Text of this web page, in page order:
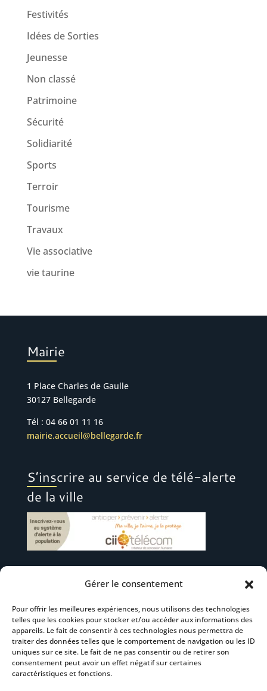
Gérer le consentement
Pour offrir les meilleures expériences, nous utilisons des technologies
telles que les cookies pour stocker et/ou accéder aux informations des
appareils. Le fait de consentir à ces technologies nous permettra de
traiter des données telles que le comportement de navigation ou les ID
uniques sur ce site. Le fait de ne pas consentir ou de retirer son
consentement peut avoir un effet négatif sur certaines
caractéristiques et fonctions.
Festivités
Idées de Sorties
Jeunesse
Non classé
Patrimoine
Sécurité
Solidiarité
Sports
Terroir
Tourisme
Travaux
Vie associative
vie taurine
Mairie
1 Place Charles de Gaulle
30127 Bellegarde
Tél : 04 66 01 11 16
mairie.accueil@bellegarde.fr
S’inscrire au service de télé-alerte
de la ville
Suivez-nous
S’abonner à la newsletter